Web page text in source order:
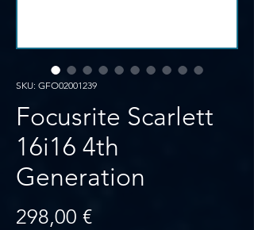
SKU: GFO02001239
Focusrite Scarlett
16i16 4th
Generation
298,00 €Prezzo